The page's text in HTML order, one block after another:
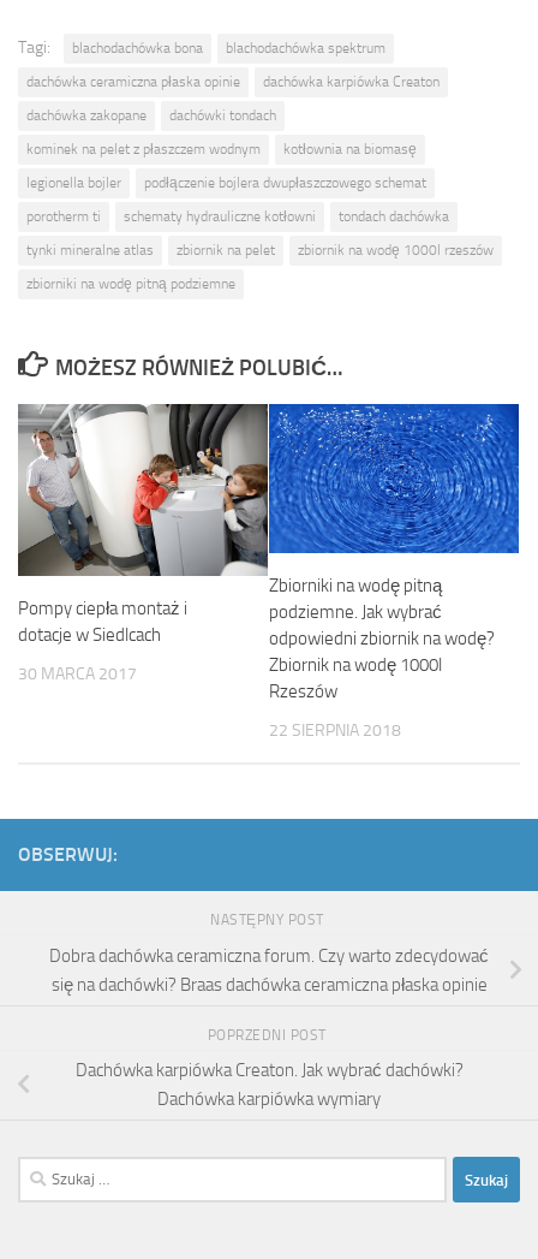
Tagi: blachodachówka bona
blachodachówka spektrum
dachówka ceramiczna płaska opinie
dachówka karpiówka Creaton
dachówka zakopane
dachówki tondach
kominek na pelet z płaszczem wodnym
kotłownia na biomasę
legionella bojler
podłączenie bojlera dwupłaszczowego schemat
porotherm ti
schematy hydrauliczne kotłowni
tondach dachówka
tynki mineralne atlas
zbiornik na pelet
zbiornik na wodę 1000l rzeszów
zbiorniki na wodę pitną podziemne
MOŻESZ RÓWNIEŻ POLUBIĆ…
Pompy ciepła montaż i
dotacje w Siedlcach
30 MARCA 2017
Zbiorniki na wodę pitną
podziemne. Jak wybrać
odpowiedni zbiornik na wodę?
Zbiornik na wodę 1000l
Rzeszów
22 SIERPNIA 2018
OBSERWUJ:
NASTĘPNY POST
Dobra dachówka ceramiczna forum. Czy warto zdecydować
się na dachówki? Braas dachówka ceramiczna płaska opinie
POPRZEDNI POST
Dachówka karpiówka Creaton. Jak wybrać dachówki?
Dachówka karpiówka wymiary
Szukaj: